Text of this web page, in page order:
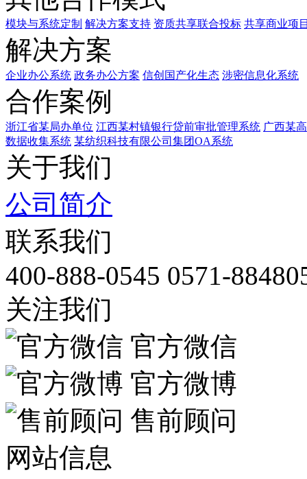
模块与系统定制 解决方案支持 资质共享联合投标 共享商业项
解决方案
企业办公系统 政务办公方案 信创国产化生态 涉密信息化系统
合作案例
浙江省某局办单位 江西某村镇银行贷前审批管理系统 广西某
数据收集系统 某纺织科技有限公司集团OA系统
关于我们
公司简介
联系我们
400-888-0545 0571-
关注我们
官方微信
官方微博
售前顾问
网站信息